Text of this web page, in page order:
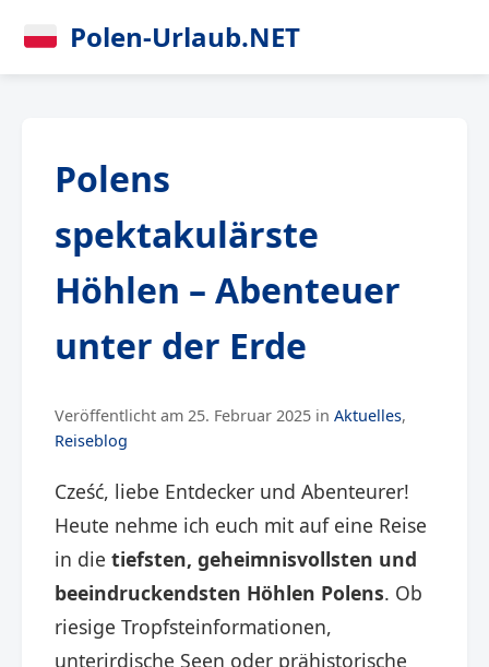
Polen-Urlaub.NET
Polens
spektakulärste
Höhlen – Abenteuer
unter der Erde
Veröffentlicht am 25. Februar 2025 in Aktuelles,
Reiseblog
Cześć, liebe Entdecker und Abenteurer!
Heute nehme ich euch mit auf eine Reise
in die tiefsten, geheimnisvollsten und
beeindruckendsten Höhlen Polens. Ob
riesige Tropfsteinformationen,
unterirdische Seen oder prähistorische